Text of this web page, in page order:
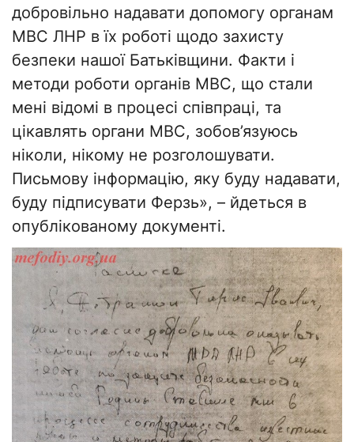
добровільно надавати допомогу органам
МВС ЛНР в їх роботі щодо захисту
безпеки нашої Батьківщини. Факти і
методи роботи органів МВС, що стали
мені відомі в процесі співпраці, та
цікавлять органи МВС, зобов’язуюсь
ніколи, нікому не розголошувати.
Письмову інформацію, яку буду надавати,
буду підписувати Ферзь», – йдеться в
опублікованому документі.